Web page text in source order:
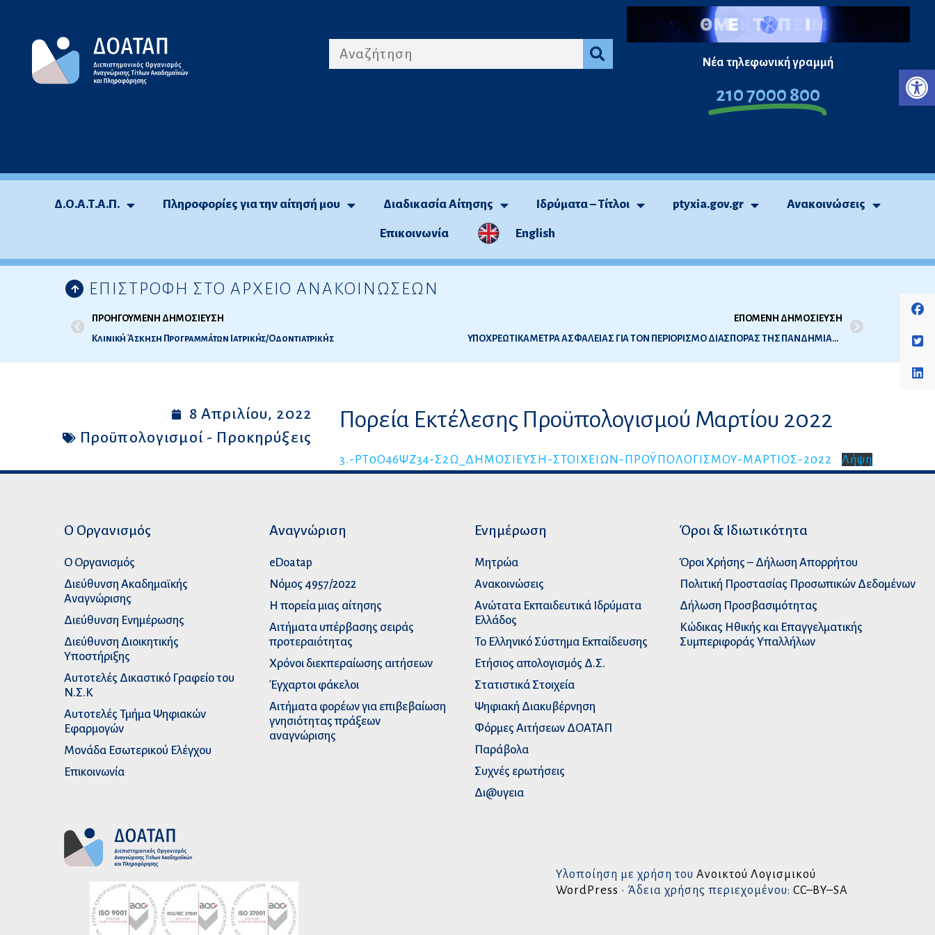
περιεχόμενο
Νέα τηλεφωνική γραμμή
210 7000 800
Δ.Ο.Α.Τ.Α.Π. Πληροφορίες για την αίτησή μου Διαδικασία Αίτησης Ιδρύματα – Τίτλοι ptyxia.gov.gr Ανακοινώσεις
Επικοινωνία English
ΕΠΙΣΤΡΟΦΗ ΣΤΟ ΑΡΧΕΙΟ ΑΝΑΚΟΙΝΩΣΕΩΝ
ΠΡΟΗΓΟΥΜΕΝΗ ΔΗΜΟΣΙΕΥΣΗ
Κλινική Άσκηση Προγραμμάτων Ιατρικής/Οδοντιατρικής
ΕΠΟΜΕΝΗ ΔΗΜΟΣΙΕΥΣΗ
ΥΠΟΧΡΕΩΤΙΚΑ ΜΕΤΡΑ ΑΣΦΑΛΕΙΑΣ ΓΙΑ ΤΟΝ ΠΕΡΙΟΡΙΣΜΟ ΔΙΑΣΠΟΡΑΣ ΤΗΣ ΠΑΝΔΗΜΙΑΣ ΓΙΑ ΟΛΟΥΣ ΤΟΥΣ ΣΥΜΜΕΤΕΧΟΝΤΕΣ ΣΤΗ ΔΙΑΔΙΚΑΣΙΑ ΤΩΝ ΕΞΕΤΑΣΕΩΝ ΙΑΤΡΙΚΗΣ / ΟΔΟΝΤΙΑΤΡΙΚΗΣ
8 Απριλίου, 2022
Προϋπολογισμοί - Προκηρύξεις
Πορεία Εκτέλεσης Προϋπολογισμού Μαρτίου 2022
3.-ΡΤ0Ο46ΨΖ34-Σ2Ω_ΔΗΜΟΣΙΕΥΣΗ-ΣΤΟΙΧΕΙΩΝ-ΠΡΟΫΠΟΛΟΓΙΣΜΟΥ-ΜΑΡΤΙΟΣ-2022 Λήψη
Ο Οργανισμός
Ο Οργανισμός
Διεύθυνση Ακαδημαϊκής
Αναγνώρισης
Διεύθυνση Ενημέρωσης
Διεύθυνση Διοικητικής
Υποστήριξης
Αυτοτελές Δικαστικό Γραφείο του
Ν.Σ.Κ
Αυτοτελές Τμήμα Ψηφιακών
Εφαρμογών
Μονάδα Εσωτερικού Ελέγχου
Επικοινωνία
Αναγνώριση
eDoatap
Νόμος 4957/2022
Η πορεία μιας αίτησης
Αιτήματα υπέρβασης σειράς
προτεραιότητας
Χρόνοι διεκπεραίωσης αιτήσεων
Έγχαρτοι φάκελοι
Αιτήματα φορέων για επιβεβαίωση
γνησιότητας πράξεων
αναγνώρισης
Ενημέρωση
Μητρώα
Ανακοινώσεις
Ανώτατα Eκπαιδευτικά Iδρύματα
Ελλάδος
Το Ελληνικό Σύστημα Εκπαίδευσης
Ετήσιος απολογισμός Δ.Σ.
Στατιστικά Στοιχεία
Ψηφιακή Διακυβέρνηση
Φόρμες Αιτήσεων ΔΟΑΤΑΠ
Παράβολα
Συχνές ερωτήσεις
Δι@υγεια
Όροι & Ιδιωτικότητα
Όροι Χρήσης – Δήλωση Απορρήτου
Πολιτική Προστασίας Προσωπικών Δεδομένων
Δήλωση Προσβασιμότητας
Κώδικας Ηθικής και Επαγγελματικής
Συμπεριφοράς Υπαλλήλων
Υλοποίηση με χρήση του Ανοικτού Λογισμικού
WordPress • Άδεια χρήσης περιεχομένου: CC–BY–SA